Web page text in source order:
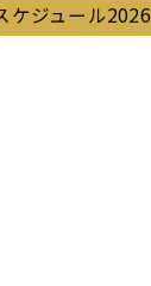
ケジュール2026